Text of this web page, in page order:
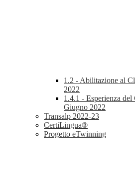
1.2 - Abilitazione al
2022
1.4.1 - Esperienza
Giugno 2022
Transalp 2022-23
CertiLingua®
Progetto eTwinning